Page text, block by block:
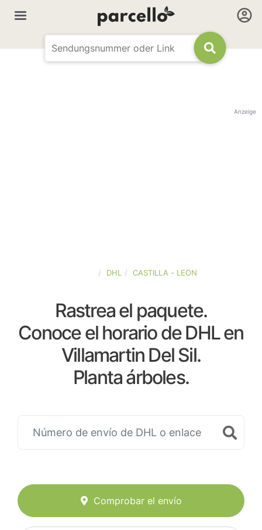
Anzeige
DHL CASTILLA - LEON
Rastrea el paquete.
Conoce el horario de DHL en
Villamartin Del Sil.
Planta árboles.
Comprobar el envío